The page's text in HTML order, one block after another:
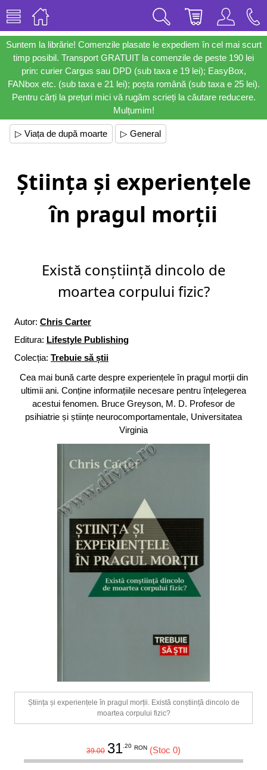
Suntem la librărie! Comenzile plasate le expediem în cel mai scurt
timp posibil. Transport GRATUIT la comenzile de peste 190 lei
prin: curier Cargus sau DPD (sub taxa e 19 lei); EasyBox,
FANbox etc. (sub taxa e 21 lei); poșta română (sub taxa e 25 lei).
Pentru cărți la prețuri mici vă rugăm scrieți la căutare reducere.
Mulțumim!
▷ Viața de după moarte ▷ General
Știința și experiențele
în pragul morții
Există conștiință dincolo de
moartea corpului fizic?
Autor: Chris Carter
Editura: Lifestyle Publishing
Colecția: Trebuie să știi
Cea mai bună carte despre experiențele în pragul morții din
ultimii ani. Conține informațiile necesare pentru înțelegerea
acestui fenomen. Bruce Greyson, M. D. Profesor de
psihiatrie și științe neurocomportamentale, Universitatea
Virginia
Știința și experiențele în pragul morții. Există conștiință dincolo de
moartea corpului fizic?
39.00 31.20 RON (Stoc 0)